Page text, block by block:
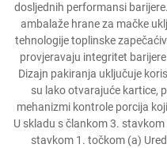
dosljednih performansi
ambalaže hrane za mačke
tehnologije toplinske
provjeravaju integritet
Dizajn pakiranja uključuje
su lako otvarajuće kartice,
mehanizmi kontrole porcija
U skladu s člankom 3.
stavkom 1. točkom (a)